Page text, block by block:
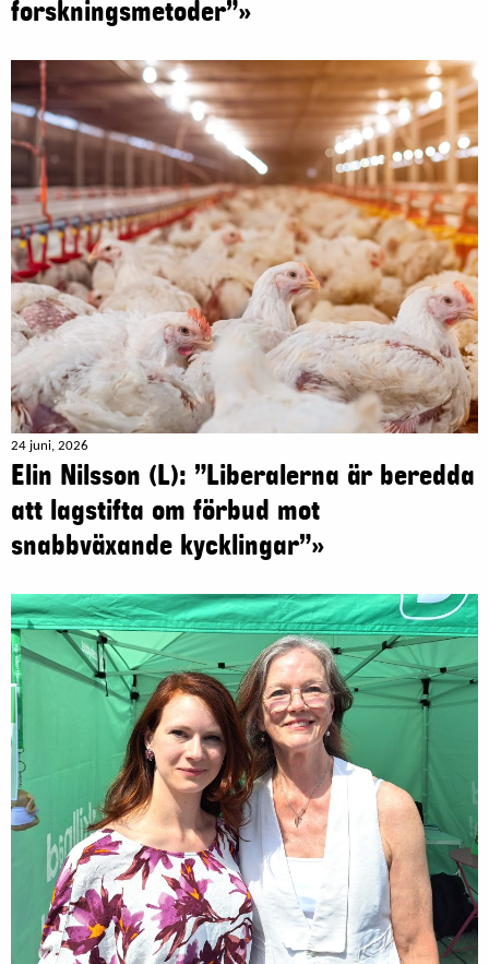
forskningsmetoder”»
24 juni, 2026
Elin Nilsson (L): ”Liberalerna är beredda
att lagstifta om förbud mot
snabbväxande kycklingar”»